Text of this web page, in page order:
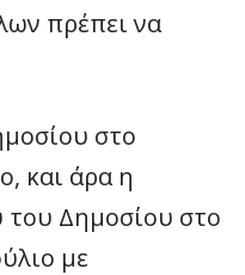
πρέπει να
στο
και άρα η
Δημοσίου στο
με